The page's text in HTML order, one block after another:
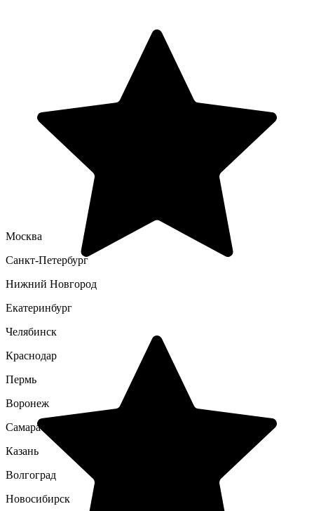
Москва
Санкт-Петербург
Нижний Новгород
Екатеринбург
Челябинск
Краснодар
Пермь
Воронеж
Самара
Казань
Волгоград
Новосибирск